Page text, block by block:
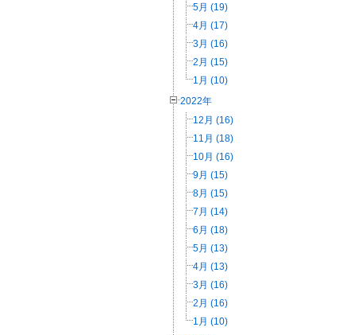
5月 (19)
4月 (17)
3月 (16)
2月 (15)
1月 (10)
2022年
12月 (16)
11月 (18)
10月 (16)
9月 (15)
8月 (15)
7月 (14)
6月 (18)
5月 (13)
4月 (13)
3月 (16)
2月 (16)
1月 (10)